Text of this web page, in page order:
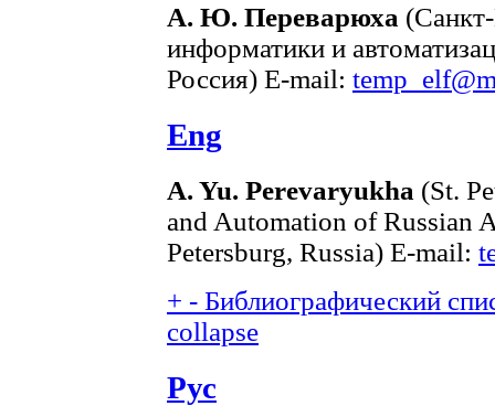
А. Ю. Переварюха
информатики и
Россия) E-mail:
Eng
A. Yu. Perevaryukha (St.
and Automation of Russian
Petersburg, Russia) E-mail:
+ - Библиографический
collapse
Рус